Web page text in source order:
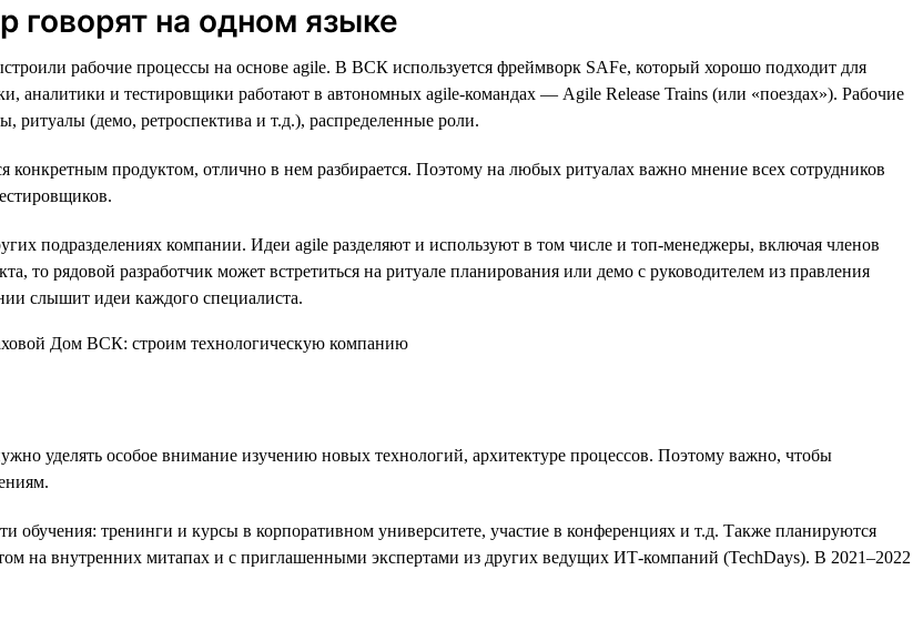
говорят на одном языке
рабочие процессы на основе agile. В ВСК используется фреймворк SAFe, который хорошо подходит для
и тестировщики работают в автономных agile-командах — Agile Release Trains (или «поездах»). Рабочие
ритуалы (демо, ретроспектива и т.д.), распределенные роли.
продуктом, отлично в нем разбирается. Поэтому на любых ритуалах важно мнение всех сотрудников
подразделениях компании. Идеи agile разделяют и используют в том числе и топ-менеджеры, включая членов
то рядовой разработчик может встретиться на ритуале планирования или демо с руководителем из правления
слышит идеи каждого специалиста.
уделять особое внимание изучению новых технологий, архитектуре процессов. Поэтому важно, чтобы
тренинги и курсы в корпоративном университете, участие в конференциях и т.д. Также планируются
на внутренних митапах и с приглашенными экспертами из других ведущих ИТ-компаний (TechDays). В 2021–2022